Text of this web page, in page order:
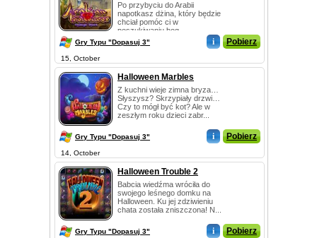
Po przybyciu do Arabii
napotkasz dżina, który będzie
chciał pomóc ci w
poszukiwaniu bog...
Gry Typu "Dopasuj 3" i Pobierz
15, October
Halloween Marbles
Z kuchni wieje zimna bryza…
Słyszysz? Skrzypiały drzwi…
Czy to mógł być kot? Ale w
zeszłym roku dzieci zabr...
Gry Typu "Dopasuj 3" i Pobierz
14, October
Halloween Trouble 2
Babcia wiedźma wróciła do
swojego leśnego domku na
Halloween. Ku jej zdziwieniu
chata została zniszczona! N...
Gry Typu "Dopasuj 3" i Pobierz